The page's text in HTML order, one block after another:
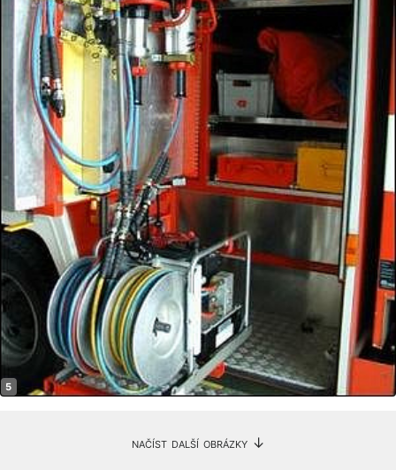
načíst další obrázky ↓